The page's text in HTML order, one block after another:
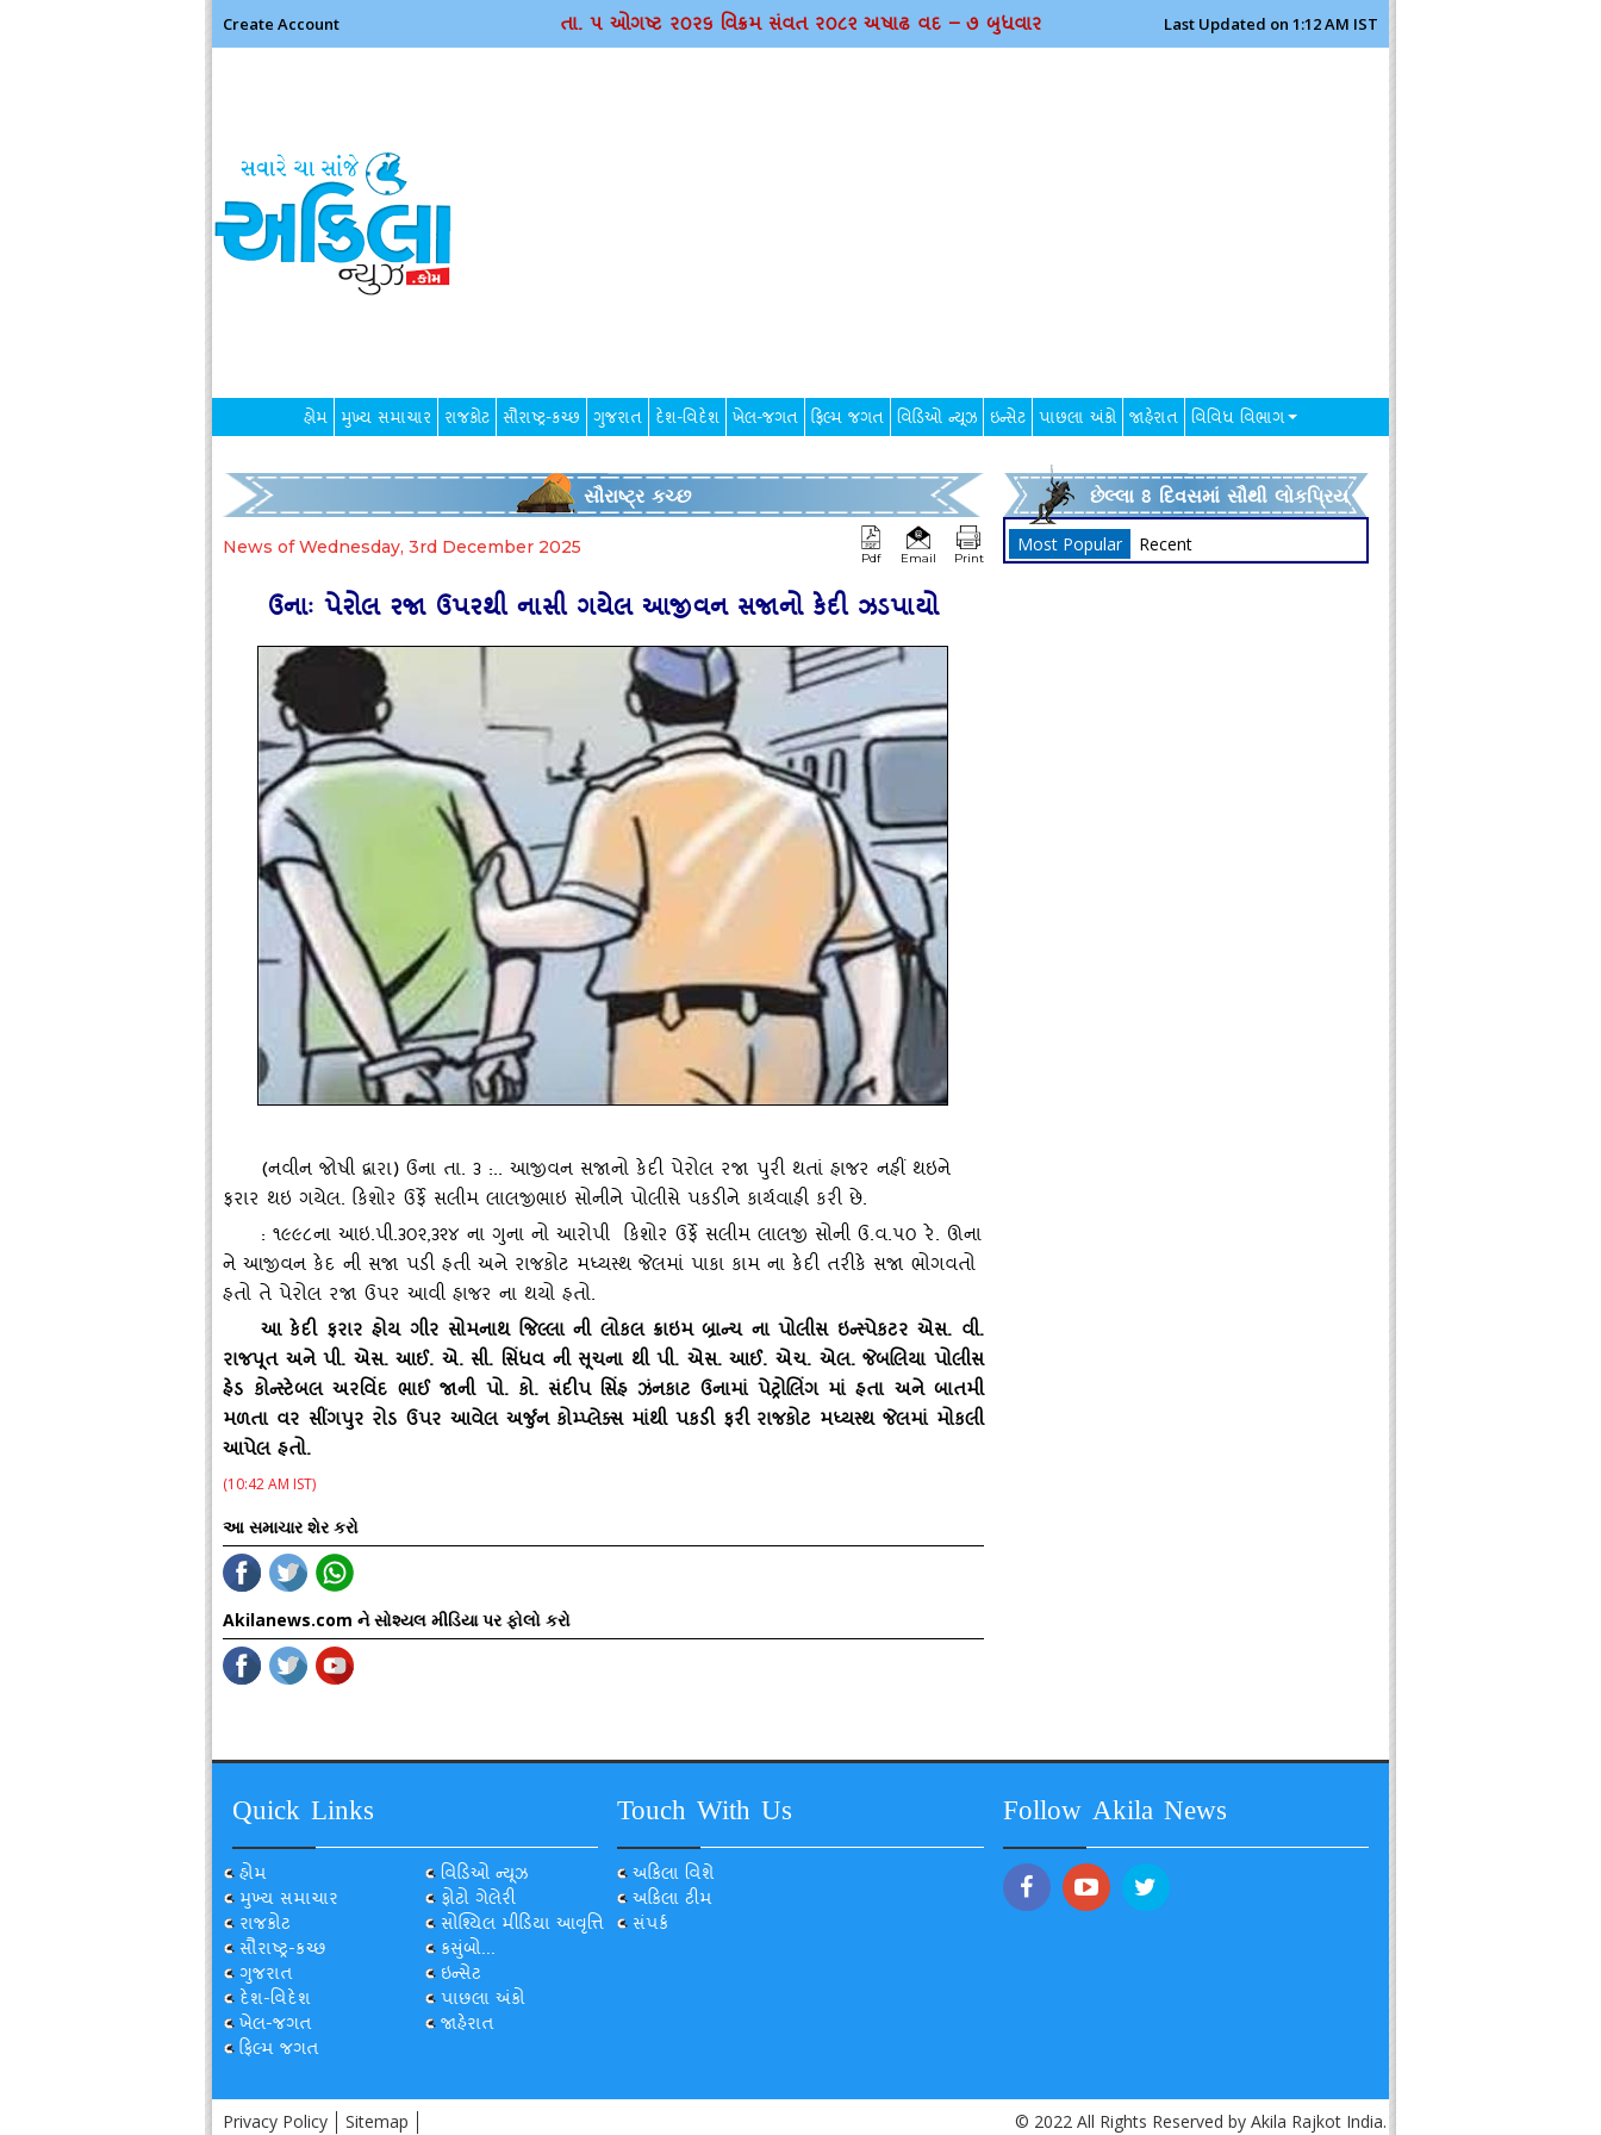
Create Account તા. ૫ ઓગષ્ટ ર૦ર૬ વિક્રમ સંવત ર૦૮૨ અષાઢ વદ – ૭ બુધવાર Last Updated on 1:12 AM IST
હોમ મુખ્ય સમાચાર રાજકોટ સૌરાષ્ટ્ર-કચ્છ ગુજરાત દેશ-વિદેશ ખેલ-જગત ફિલ્મ જગત વિડિઓ ન્યૂઝ ઇન્સેટ પાછલા અંકો જાહેરાત વિવિધ વિભાગ
સૌરાષ્ટ્ર કચ્છ
News of Wednesday, 3rd December 2025
Pdf Email Print
ઉનાઃ પેરોલ રજા ઉપરથી નાસી ગયેલ આજીવન સજાનો કેદી ઝડપાયો
(નવીન જોષી દ્વારા) ઉના તા. ૩ :.. આજીવન સજાનો કેદી પેરોલ રજા પુરી થતાં હાજર નહીં થઇને
ફરાર થઇ ગયેલ. કિશોર ઉર્ફે સલીમ લાલજીભાઇ સોનીને પોલીસે પકડીને કાર્યવાહી કરી છે.
: ૧૯૯૮ના આઇ.પી.૩૦૨,૩૨૪ ના ગુના નો આરોપી કિશોર ઉર્ફે સલીમ લાલજી સોની ઉ.વ.૫૦ રે. ઊના
ને આજીવન કેદ ની સજા પડી હતી અને રાજકોટ મધ્‍યસ્‍થ જેલમાં પાકા કામ ના કેદી તરીકે સજા ભોગવતો
હતો તે પેરોલ રજા ઉપર આવી હાજર ના થયો હતો.
આ કેદી ફરાર હોય ગીર સોમનાથ જિલ્લા ની લોકલ ક્રાઇમ બ્રાન્‍ચ ના પોલીસ ઇન્‍સ્‍પેકટર એસ. વી.
રાજપૂત અને પી. એસ. આઈ. એ. સી. સિંધવ ની સૂચના થી પી. એસ. આઈ. એચ. એલ. જેબલિયા પોલીસ
હેડ કોન્‍સ્‍ટેબલ અરવિંદ ભાઈ જાની પો. કો. સંદીપ સિંહ ઝંનકાટ ઉનામાં પેટ્રોલિંગ માં હતા અને બાતમી
મળતા વર સીંગપુર રોડ ઉપર આવેલ અર્જુન કોમ્‍પ્‍લેક્‍સ માંથી પકડી ફરી રાજકોટ મધ્‍યસ્‍થ જેલમાં મોકલી
આપેલ હતો.
(10:42 AM IST)
આ સમાચાર શેર કરો
Akilanews.com ને સોશ્યલ મીડિયા પર ફોલો કરો
છેલ્લા 8 દિવસમાં સૌથી લોકપ્રિય
Most Popular Recent
Quick Links
હોમ
મુખ્ય સમાચાર
રાજકોટ
સૌરાષ્ટ્ર-કચ્છ
ગુજરાત
દેશ-વિદેશ
ખેલ-જગત
ફિલ્મ જગત
વિડિઓ ન્યૂઝ
ફોટો ગેલેરી
સોશ્યિલ મીડિયા આવૃત્તિ
કસુંબો...
ઇન્સેટ
પાછલા અંકો
જાહેરાત
Touch With Us
અકિલા વિશે
અકિલા ટીમ
સંપર્ક
Follow Akila News
Privacy Policy Sitemap © 2022 All Rights Reserved by Akila Rajkot India.